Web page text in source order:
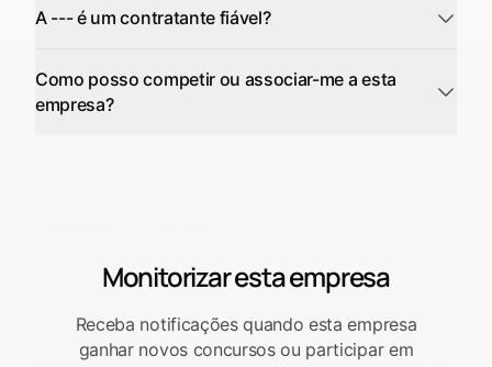
A --- é um contratante fiável?
Como posso competir ou associar-me a esta
empresa?
Monitorizar esta empresa
Receba notificações quando esta empresa
ganhar novos concursos ou participar em